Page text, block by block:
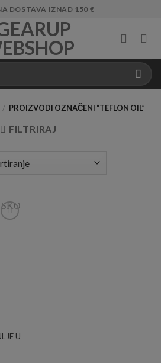
DOSTAVA IZNAD 150 €
/ PROIZVODI OZNAČENI “TEFLON OIL”
FILTRIRAJ
U